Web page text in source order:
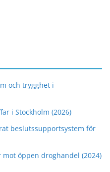
och trygghet i
i Stockholm (2026)
beslutssupportsystem för
öppen droghandel (2024)